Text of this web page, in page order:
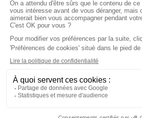
Politique de
Conditions générales
Plan du site
Crédits photos